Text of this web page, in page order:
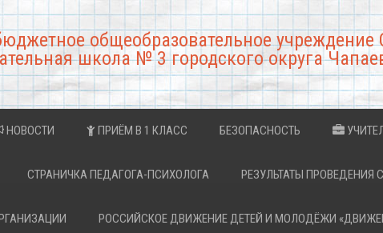
общеобразовательное
школа № 3 городского округа
НОВОСТИ ПРИЁМ В 1 КЛАСС БЕЗОПАСНОСТЬ
СТРАНИЧКА ПЕДАГОГА-ПСИХОЛОГА РЕЗУЛЬТАТЫ ПРОВЕДЕНИЯ
РОССИЙСКОЕ ДВИЖЕНИЕ ДЕТЕЙ И МОЛОДЁЖИ